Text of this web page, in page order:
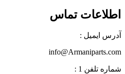
اطلاعات تماس
آدرس ایمیل :
info@Armaniparts.com
شماره تلفن 1 :